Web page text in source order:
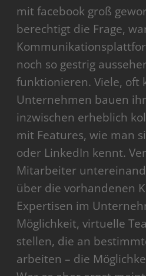
mit facebook groß
berechtigt die Frage,
noch so gestrig
funktionieren. Viele, oft
Unternehmen bauen
inzwischen erheblich
mit Features, wie man
oder LinkedIn kennt.
Mitarbeiter
über die vorhandenen
Expertisen im
Möglichkeit, virtuelle
stellen, die an
arbeiten – die